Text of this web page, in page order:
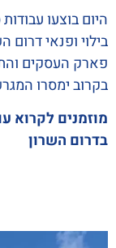
היום בוצעו
בילוי ופנאי דרום
פארק העסקים
בקרוב ימסרו
מוזמנים לקרוא
בדרום השרון